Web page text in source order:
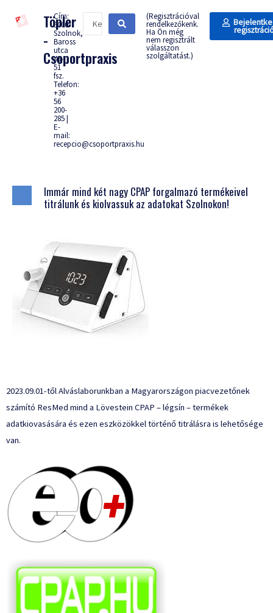
Töpler
-
Csoportpraxis
Cím:
5000
Szolnok,
Baross
utca
49-
51
fsz.
Telefon:
+36
56
200-
285 |
E-
mail:
recepcio@csoportpraxis.hu
(Regisztrációval
rendelkezőkenk.
Ha Ön még
nem regisztrált
válasszon
szolgáltatást.)
Immár mind két nagy CPAP forgalmazó termékeivel
titrálunk és kiolvassuk az adatokat Szolnokon!
2023.09.01-től Alváslaborunkban a Magyarországon piacvezetőnek
számító ResMed mind a Lövestein CPAP – légsín – termékek
adatkiovasására és ezen eszközökkel történő titrálásra is lehetősége
van.